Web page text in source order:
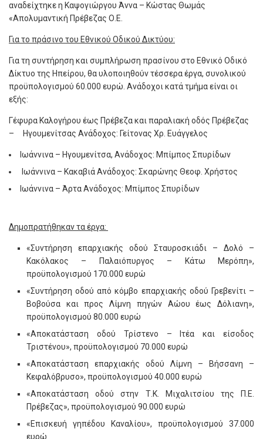
αναδείχτηκε η Καψογιώργου Άννα – Κώστας Θωμάς
«Απολυμαντική Πρέβεζας Ο.Ε.
Για το πράσινο του Εθνικού Οδικού Δικτύου:
Για τη συντήρηση και συμπλήρωση πρασίνου στο Εθνικό Οδικό
Δίκτυο της Ηπείρου, θα υλοποιηθούν τέσσερα έργα, συνολικού
προϋπολογισμού 60.000 ευρώ. Ανάδοχοι κατά τμήμα είναι οι
εξής:
Γέφυρα Καλογήρου έως Πρέβεζα και παραλιακή οδός Πρέβεζας
– Ηγουμενίτσας Ανάδοχος: Γείτονας Χρ. Ευάγγελος
Ιωάννινα – Ηγουμενίτσα, Ανάδοχος: Μπίμπος Σπυρίδων
Ιωάννινα – Κακαβιά Ανάδοχος: Σκαρώνης Θεοφ. Χρήστος
Ιωάννινα – Άρτα Ανάδοχος: Μπίμπος Σπυρίδων
Δημοπρατήθηκαν τα έργα:
«Συντήρηση επαρχιακής οδού Σταυροσκιάδι – Δολό –
Κακόλακος – Παλαιόπυργος – Κάτω Μερόπη»,
προϋπολογισμού 170.000 ευρώ
«Συντήρηση οδού από κόμβο επαρχιακής οδού Γρεβενίτι –
Βοβούσα και προς Λίμνη πηγών Αώου έως Δόλιανη»,
προϋπολογισμού 80.000 ευρώ
«Αποκατάσταση οδού Τρίστενο – Ιτέα και είσοδος
Τριστένου», προϋπολογισμού 70.000 ευρώ
«Αποκατάσταση επαρχιακής οδού Λίμνη – Βήσσανη –
Κεφαλόβρυσο», προϋπολογισμού 40.000 ευρώ
«Αποκατάσταση οδού στην Τ.Κ. Μιχαλιτσίου της Π.Ε.
Πρέβεζας», προϋπολογισμού 90.000 ευρώ
«Επισκευή γηπέδου Καναλίου», προϋπολογισμού 37.000
ευρώ